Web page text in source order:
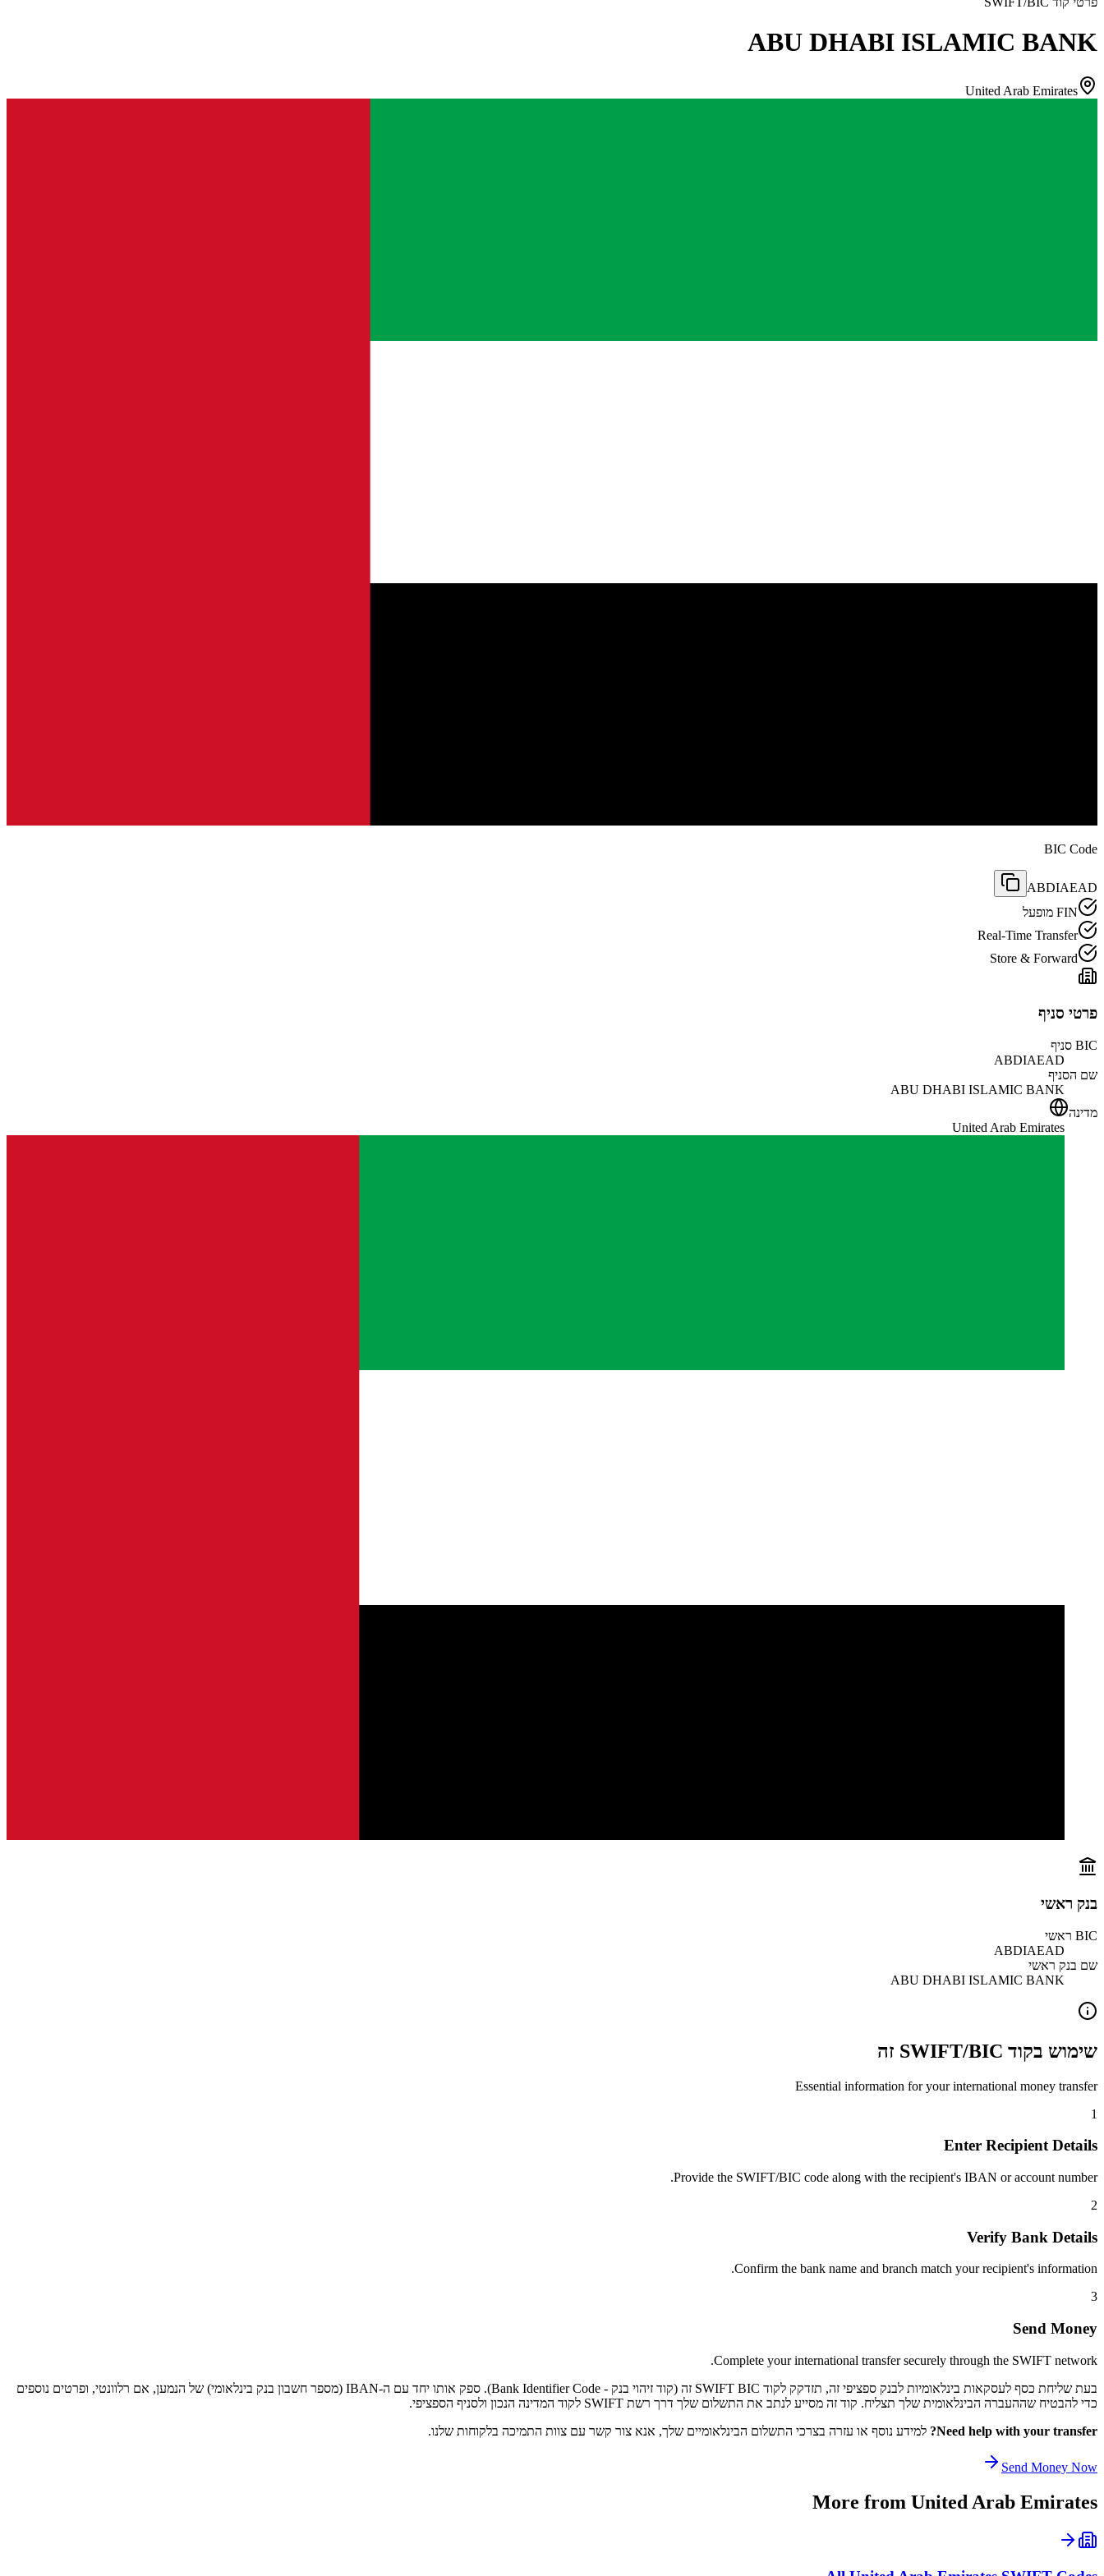
ABU DHABI ISLAMIC BANK
United Arab Emirates
BIC Code
ABDIAEAD
FIN מופעל
Real-Time Transfer
Store & Forward
פרטי סניף
BIC סניף
ABDIAEAD
שם הסניף
ABU DHABI ISLAMIC BANK
מדינה
United Arab Emirates
בנק ראשי
BIC ראשי
ABDIAEAD
שם בנק ראשי
ABU DHABI ISLAMIC BANK
שימוש בקוד SWIFT/BIC זה
Essential information for your international money transfer
1
Enter Recipient Details
Provide the SWIFT/BIC code along with the recipient's IBAN or account number.
2
Verify Bank Details
Confirm the bank name and branch match your recipient's information.
3
Send Money
Complete your international transfer securely through the SWIFT network.
בעת שליחת כסף לעסקאות בינלאומיות לבנק ספציפי זה, תזדקק לקוד SWIFT BIC זה (קוד זיהוי בנק - Bank Identifier Code). ספק אותו יחד עם ה-IBAN (מספר חשבון בנק בינלאומי) של הנמען, אם רלוונטי, ופרטים נוספים
כדי להבטיח שההעברה הבינלאומית שלך תצליח. קוד זה מסייע לנתב את התשלום שלך דרך רשת SWIFT לקוד המדינה הנכון ולסניף הספציפי.
Need help with your transfer?
למידע נוסף או עזרה בצרכי התשלום הבינלאומיים שלך, אנא צור קשר עם צוות התמיכה בלקוחות שלנו.
Send Money Now
More from United Arab Emirates